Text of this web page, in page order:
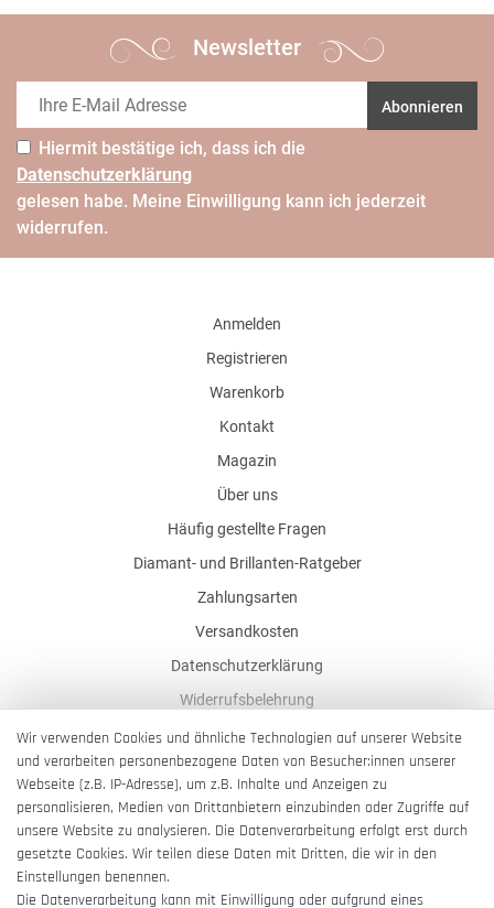
Newsletter
Abonnieren
Hiermit bestätige ich, dass ich die
Daten­schutz­erklärung
gelesen habe. Meine Einwilligung kann ich jederzeit
widerrufen.
Anmelden
Registrieren
Warenkorb
Kontakt
Magazin
Über uns
Häufig gestellte Fragen
Diamant- und Brillanten-Ratgeber
Zahlungsarten
Versandkosten
Datenschutzerklärung
Widerrufsbelehrung
AGB
Impressum
Barrierefreiheitserklärung
Wir verwenden Cookies und ähnliche Technologien auf unserer Website
und verarbeiten personenbezogene Daten von Besucher:innen unserer
Webseite (z.B. IP-Adresse), um z.B. Inhalte und Anzeigen zu
personalisieren, Medien von Drittanbietern einzubinden oder Zugriffe auf
unsere Website zu analysieren. Die Datenverarbeitung erfolgt erst durch
gesetzte Cookies. Wir teilen diese Daten mit Dritten, die wir in den
Einstellungen benennen.
Die Datenverarbeitung kann mit Einwilligung oder aufgrund eines